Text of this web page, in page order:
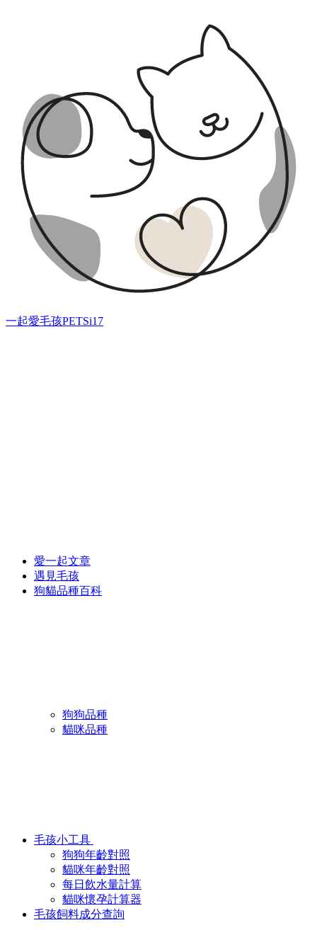
一起愛毛孩PETSi17
愛一起文章
遇見毛孩
狗貓品種百科
狗狗品種
貓咪品種
毛孩小工具
狗狗年齡對照
貓咪年齡對照
每日飲水量計算
貓咪懷孕計算器
毛孩飼料成分查詢